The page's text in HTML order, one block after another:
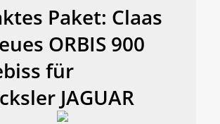
Paket: Claas
ORBIS 900
für
JAGUAR